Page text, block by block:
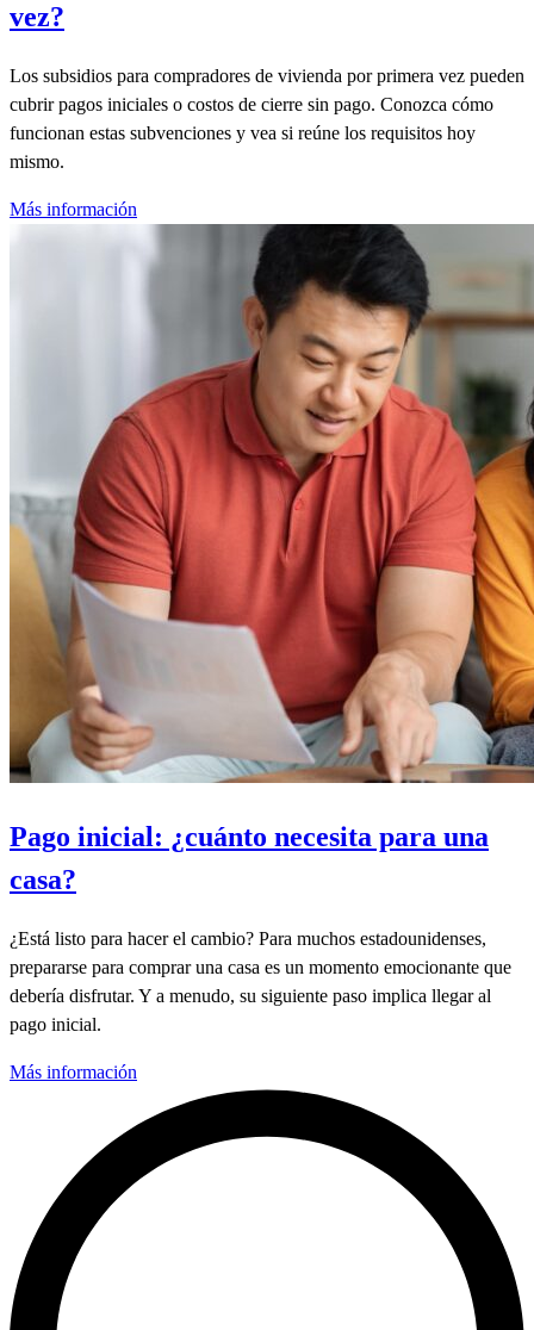
vez?
Los subsidios para compradores de vivienda por primera vez pueden
cubrir pagos iniciales o costos de cierre sin pago. Conozca cómo
funcionan estas subvenciones y vea si reúne los requisitos hoy
mismo.
Más información
Pago inicial: ¿cuánto necesita para una
casa?
¿Está listo para hacer el cambio? Para muchos estadounidenses,
prepararse para comprar una casa es un momento emocionante que
debería disfrutar. Y a menudo, su siguiente paso implica llegar al
pago inicial.
Más información